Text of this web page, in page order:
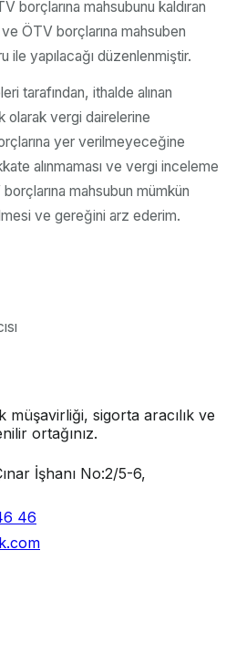
borçlarına mahsubunu kaldıran
ÖTV borçlarına mahsuben
ile yapılacağı düzenlenmiştir.
tarafından, ithalde alınan
olarak vergi dairelerine
yer verilmeyeceğine
alınmaması ve vergi inceleme
mahsubun mümkün
ve gereğini arz ederim.
müşavirliği, sigorta aracılık ve
ortağınız.
İşhanı No:2/5-6,
46